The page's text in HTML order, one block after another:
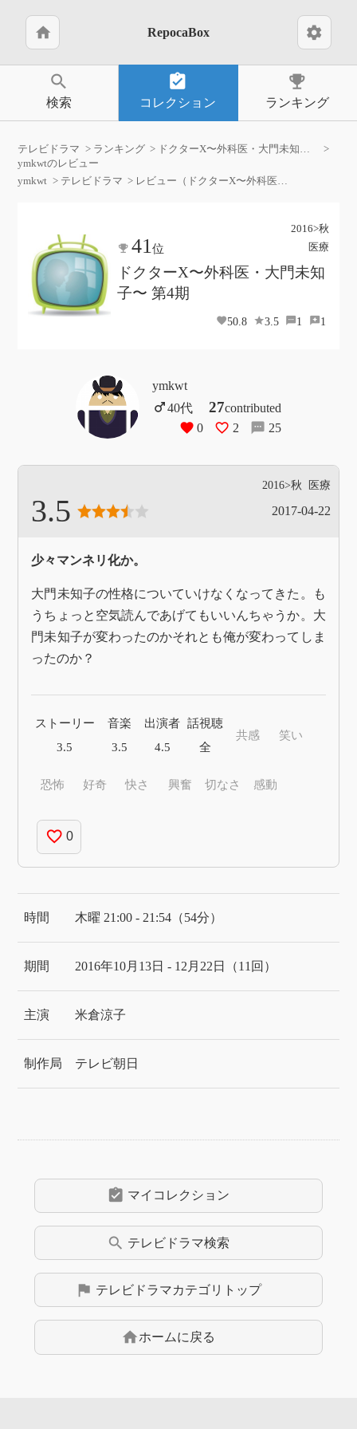
home RepocaBox settings
search
検索
assignment_turned_in
コレクション
emoji_events
ランキング
テレビドラマ ランキング
ymkwtのレビュー
ymkwt
テレビドラマ
2016>秋
医療
41位
ドクターX〜外科医・大門未知
子〜 第4期
50.8 3.5 1 1
ymkwt
27contributed
0
2 25
2016>秋 医療
3.5 2017-04-22
少々マンネリ化か。
大門未知子の性格についていけなくなってきた。も
うちょっと空気読んであげてもいいんちゃうか。大
門未知子が変わったのかそれとも俺が変わってしま
ったのか？
ストーリー
3.5
音楽
3.5
出演者
4.5
話視聴
全
共感 笑い
恐怖 好奇 快さ 興奮 切なさ 感動
favorite_border 0
時間 木曜 21:00 - 21:54（54分）
期間 2016年10月13日 - 12月22日（11回）
主演 米倉涼子
制作局 テレビ朝日
assignment_turned_in マイコレクション
search テレビドラマ検索
flag テレビドラマカテゴリトップ
homeホームに戻る